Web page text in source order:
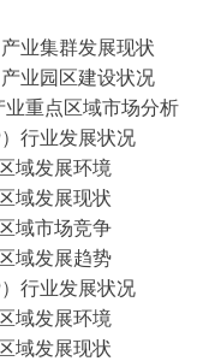
业集群发展现状
业园区建设状况
业重点区域市场分析
行业发展状况
域发展环境
域发展现状
域市场竞争
域发展趋势
行业发展状况
域发展环境
域发展现状